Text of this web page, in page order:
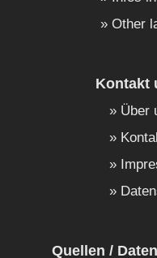
Other
Kontakt
Über
Quellen /